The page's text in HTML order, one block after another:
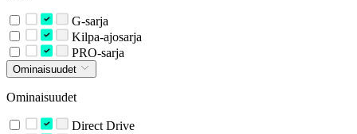
G-sarja
Kilpa-ajosarja
PRO-sarja
Ominaisuudet
Ominaisuudet
Direct Drive